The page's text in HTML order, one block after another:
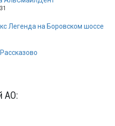
Легенда на Боровском шоссе
АО: